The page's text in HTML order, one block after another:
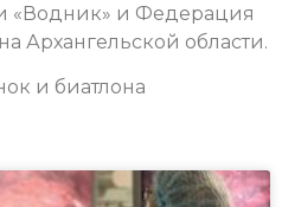
«Водник» и Федерация
Архангельской области.
и биатлона